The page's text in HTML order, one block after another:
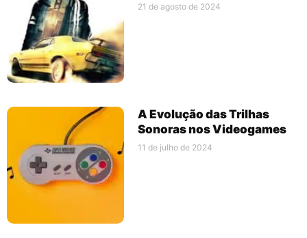
21 de agosto de 2024
A Evolução das Trilhas
Sonoras nos Videogames
11 de julho de 2024